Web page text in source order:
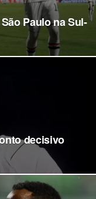
Paulo na Sul-
decisivo